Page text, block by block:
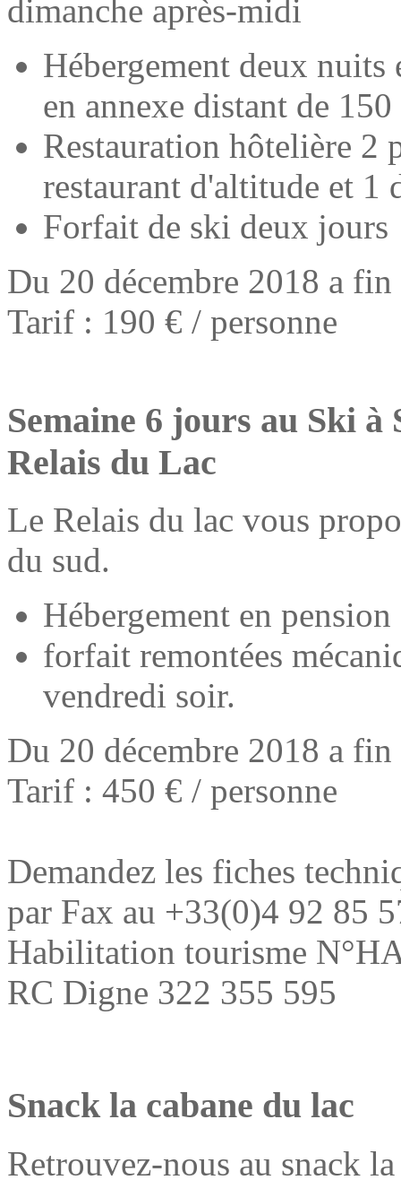
dimanche après-midi
Hébergement deux nuits
en annexe distant de
Restauration hôtelière 2
restaurant d'altitude et 1
Forfait de ski deux jours
Du 20 décembre 2018 a
Tarif : 190 € / personne
Semaine 6 jours au Ski
Relais du Lac
Le Relais du lac vous
du sud.
Hébergement en
forfait remontées
vendredi soir.
Du 20 décembre 2018 a
Tarif : 450 € / personne
Demandez les fiches
par Fax au +33(0)4 92 85
Habilitation tourisme
RC Digne 322 355 595
Snack la cabane du lac
Retrouvez-nous au snack